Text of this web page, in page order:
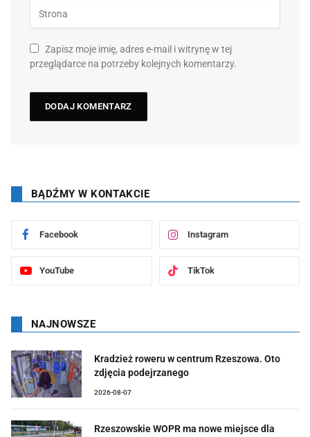
Zapisz moje imię, adres e-mail i witrynę w tej
przeglądarce na potrzeby kolejnych komentarzy.
BĄDŹMY W KONTAKCIE
Facebook Instagram
YouTube TikTok
NAJNOWSZE
Kradzież roweru w centrum Rzeszowa. Oto
zdjęcia podejrzanego
2026-08-07
Rzeszowskie WOPR ma nowe miejsce dla